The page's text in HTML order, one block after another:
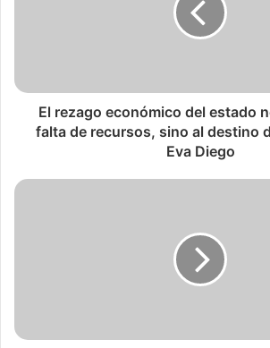
El rezago económico del estado
falta de recursos, sino al destino
Eva Diego